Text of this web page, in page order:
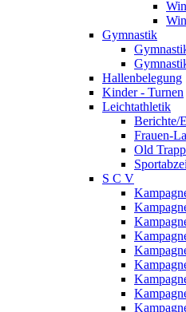
Gymnastik
Hallenbelegung
Kinder - Turnen
Leichtathletik
Berichte/
Frauen-
Old
S C V